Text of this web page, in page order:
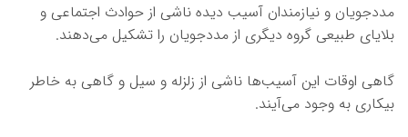
مددجویان و نیازمندان آسیب دیده ناشی از حوادث اجتماعی و
بلایای طبیعی گروه دیگری از مددجویان را تشکیل می‌دهند.
گاهی اوقات این آسیب‌ها ناشی از زلزله و سیل و گاهی به خاطر
بیکاری به وجود می‌آیند.